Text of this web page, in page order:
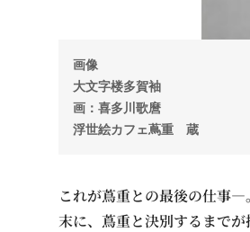
画像
大文字楼多賀袖
画：喜多川歌麿
浮世絵カフェ蔦重　蔵
これが蔦重との最後の仕事
末に、蔦重と決別するまで